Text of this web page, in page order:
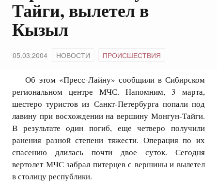
Тайги, вылетел в
Кызыл
05.03.2004 НОВОСТИ ПРОИСШЕСТВИЯ
Об этом «Пресс-Лайну» сообщили в Сибирском
региональном центре МЧС. Напомним, 3 марта,
шестеро туристов из Санкт-Петербурга попали под
лавину при восхождении на вершину Монгун-Тайги.
В результате один погиб, еще четверо получили
ранения разной степени тяжести. Операция по их
спасению длилась почти двое суток. Сегодня
вертолет МЧС забрал питерцев с вершины и вылетел
в столицу республики.